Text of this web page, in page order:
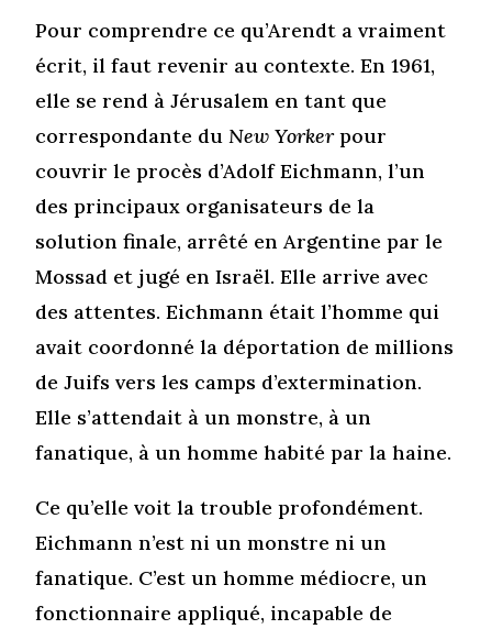
Pour comprendre ce qu’Arendt a vraiment
écrit, il faut revenir au contexte. En 1961,
elle se rend à Jérusalem en tant que
correspondante duNew Yorkerpour
couvrir le procès d’Adolf Eichmann, l’un
des principaux organisateurs de la
solution finale, arrêté en Argentine par le
Mossad et jugé en Israël. Elle arrive avec
des attentes. Eichmann était l’homme qui
avait coordonné la déportation de millions
de Juifs vers les camps d’extermination.
Elle s’attendait à un monstre, à un
fanatique, à un homme habité par la haine.
Ce qu’elle voit la trouble profondément.
Eichmann n’est ni un monstre ni un
fanatique. C’est un homme médiocre, un
fonctionnaire appliqué, incapable de